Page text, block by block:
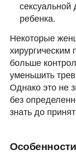
ребенка.
Некоторые
хирургическим
больше
уменьшить
Однако это не
без
знать до